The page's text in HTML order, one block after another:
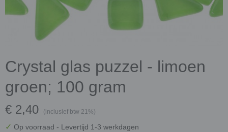
Crystal glas puzzel - limoen
groen; 100 gram
€ 2,40 (inclusief btw 21%)
✓ Op voorraad - Levertijd 1-3 werkdagen